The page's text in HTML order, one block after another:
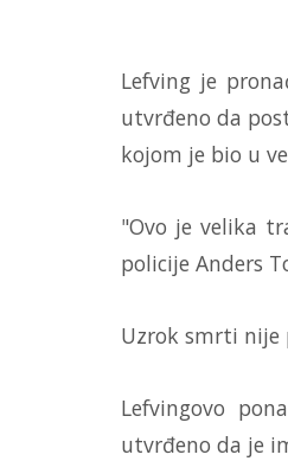
Lefving je
utvrđeno da
kojom je bio u
"Ovo je velika
policije Anders
Uzrok smrti nije
Lefvingovo
utvrđeno da je